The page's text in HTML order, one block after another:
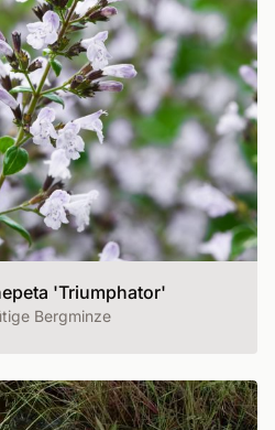
'Triumphator'
Bergminze